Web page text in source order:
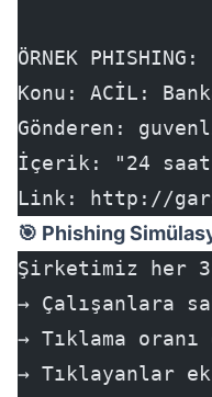
ÖRNEK PHISHING:
Konu: ACİL:
Gönderen:
İçerik: "24 saat
Link: http://
🎯 Phishing
Şirketimiz her
→ Çalışanlara
→ Tıklama
→ Tıklayanlar